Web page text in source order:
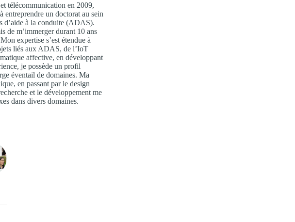
télécommunication en 2009,
entreprendre un doctorat au sein
d’aide à la conduite (ADAS).
de m’immerger durant 10 ans
expertise s’est étendue à
liés aux ADAS, de l’IoT
affective, en développant
je possède un profil
éventail de domaines. Ma
en passant par le design
et le développement me
dans divers domaines.